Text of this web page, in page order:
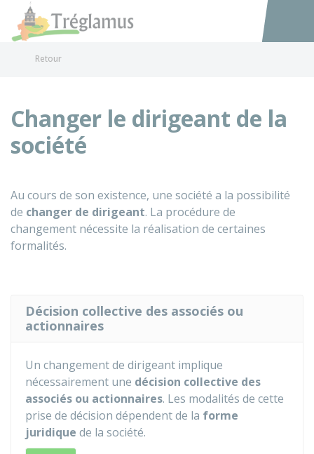
Accéder
Retour
Changer le dirigeant de la
société
Au cours de son existence, une société a la possibilité
de changer de dirigeant. La procédure de
changement nécessite la réalisation de certaines
formalités.
Décision collective des associés ou
actionnaires
Un changement de dirigeant implique
nécessairement une décision collective des
associés ou actionnaires. Les modalités de cette
prise de décision dépendent de la forme
juridique de la société.